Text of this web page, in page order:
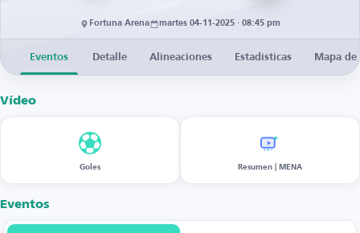
Fortuna Arena martes 04-11-2025 · 08:45 pm
Eventos Detalle Alineaciones Estadísticas Mapa
Vídeo
Goles Resumen | MENA
Eventos